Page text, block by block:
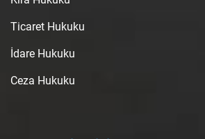
Ticaret Hukuku
İdare Hukuku
Ceza Hukuku